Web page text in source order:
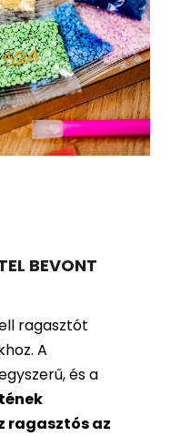
BEVONT
ragasztót
A
és a
ragasztós az